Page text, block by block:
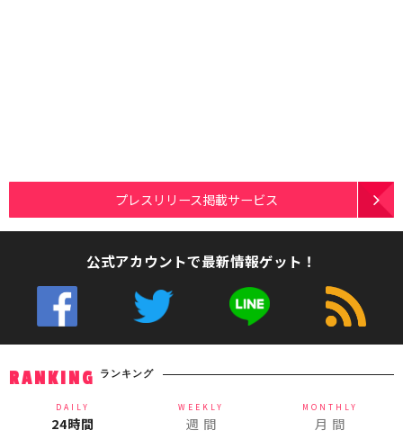
プレスリリース掲載サービス
公式アカウントで最新情報ゲット！
RANKING ランキング
DAILY
24時間
WEEKLY
週 間
MONTHLY
月 間